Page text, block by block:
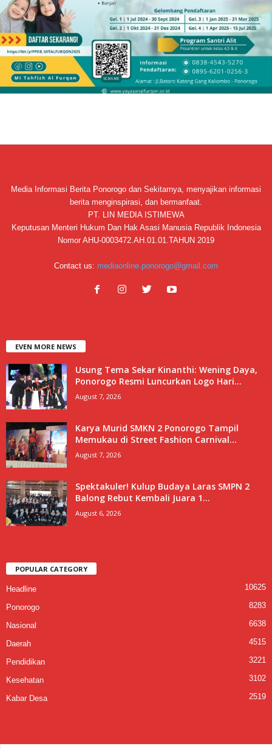
Media Informasi Berita Ponorogo dan Sekitarnya, menyajikan informasi
berita menginspirasi, dan bermanfaat.
PT. LIN MEDIA ISTIMEWA
Keputusan Menteri Hukum Dan Hak Asasi Manusia Republik Indonesia
Nomor AHU-0003472.AH.01.01.TAHUN 2019
Contact us: mediaonline.ponorogo@gmail.com
EVEN MORE NEWS
Usung Tema Sekar Kinanthi: Wening Daya,
Ponorogo Resmi Luncurkan Logo Hari...
August 7, 2026
Karya Murid SMKN 2 Ponorogo Tampil
Memukau di Street Fashion Carnival...
August 7, 2026
Spektakuler! Kulup Budaya Laras SMPN 2
Balong Rebut Kembali Juara 1...
August 6, 2026
POPULAR CATEGORY
Headline 10625
Ponorogo 8283
Nasional 6638
Daerah 4515
Pendidikan 3221
Kesehatan 3102
Kabar Desa 2519